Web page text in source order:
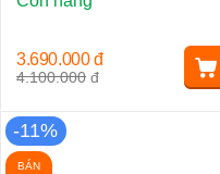
4.100.000 đ
3.690.000 đ
-11%
BÁN